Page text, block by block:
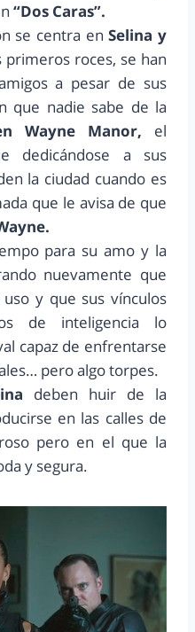
“Dos Caras”.
se centra enSelina y
primeros roces, se han
a pesar de sus
que nadie sabe de la
Wayne Manor, el
dedicándose a sus
la ciudad cuando es
que le avisa de que
para su amo y la
nuevamente que
y que sus vínculos
de inteligencia lo
capaz de enfrentarse
pero algo torpes.
deben huir de la
en las calles de
pero en el que la
y segura.